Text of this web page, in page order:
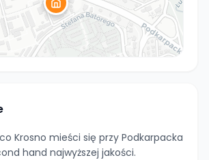
Krosno mieści się przy Podkarpacka
hand najwyższej jakości.